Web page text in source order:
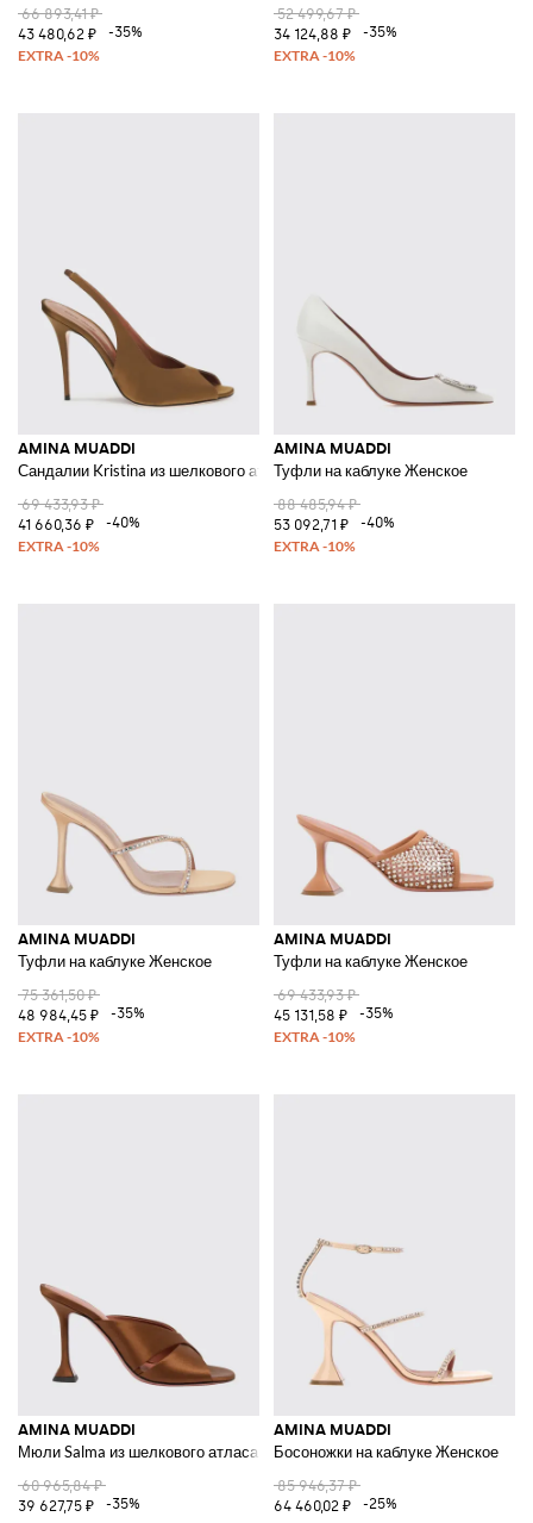
66 893,41 ₽
43 480,62 ₽
-35%
52 499,67 ₽
34 124,88 ₽
-35%
AMINA MUADDI
Сандалии Kristina из шелкового атласа
69 433,93 ₽
41 660,36 ₽
-40%
AMINA MUADDI
Туфли на каблуке Женское
88 485,94 ₽
53 092,71 ₽
-40%
AMINA MUADDI
Туфли на каблуке Женское
75 361,50 ₽
48 984,45 ₽
-35%
AMINA MUADDI
Туфли на каблуке Женское
69 433,93 ₽
45 131,58 ₽
-35%
AMINA MUADDI
Мюли Salma из шелкового атласа
60 965,84 ₽
39 627,75 ₽
-35%
AMINA MUADDI
Босоножки на каблуке Женское
85 946,37 ₽
64 460,02 ₽
-25%